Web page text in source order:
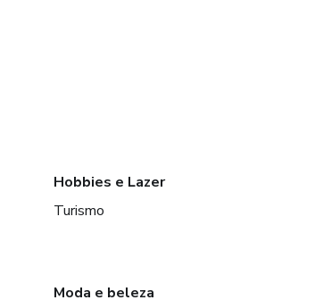
Hobbies e Lazer
Turismo
Moda e beleza